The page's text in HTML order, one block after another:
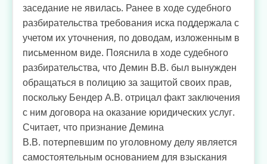
заседание не явилась. Ранее в ходе судебного
разбирательства требования иска поддержала с
учетом их уточнения, по доводам, изложенным в
письменном виде. Пояснила в ходе судебного
разбирательства, что Демин В.В. был вынужден
обращаться в полицию за защитой своих прав,
поскольку Бендер А.В. отрицал факт заключения
с ним договора на оказание юридических услуг.
Считает, что признание Демина
В.В. потерпевшим по уголовному делу является
самостоятельным основанием для взыскания